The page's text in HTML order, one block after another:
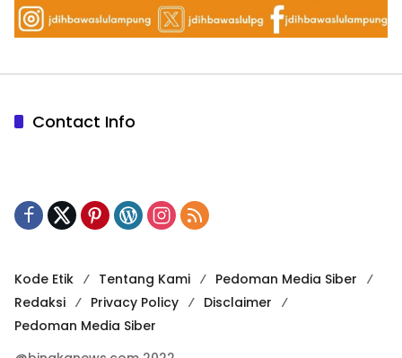
Contact Info
Kode Etik Tentang Kami
Pedoman Media Siber
Redaksi
Privacy Policy
Disclaimer
Pedoman Media Siber